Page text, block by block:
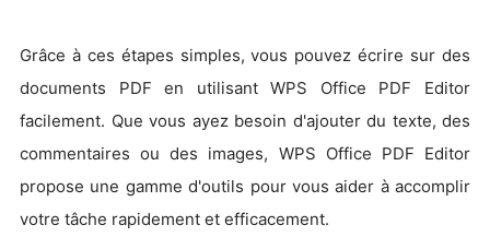
Grâce à ces étapes simples, vous pouvez écrire sur des
documents PDF en utilisant WPS Office PDF Editor
facilement. Que vous ayez besoin d'ajouter du texte, des
commentaires ou des images, WPS Office PDF Editor
propose une gamme d'outils pour vous aider à accomplir
votre tâche rapidement et efficacement.